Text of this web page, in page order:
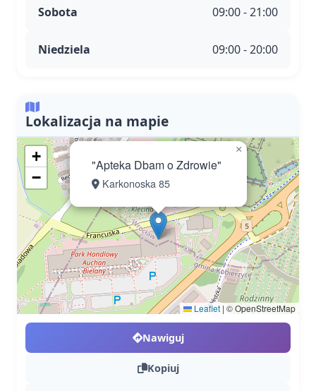
Sobota 09:00 - 21:00
Niedziela 09:00 - 20:00
Lokalizacja na mapie
"Apteka Dbam o Zdrowie"
Karkonoska 85
×
+
−
Leaflet | © OpenStreetMap
Nawiguj
Kopiuj